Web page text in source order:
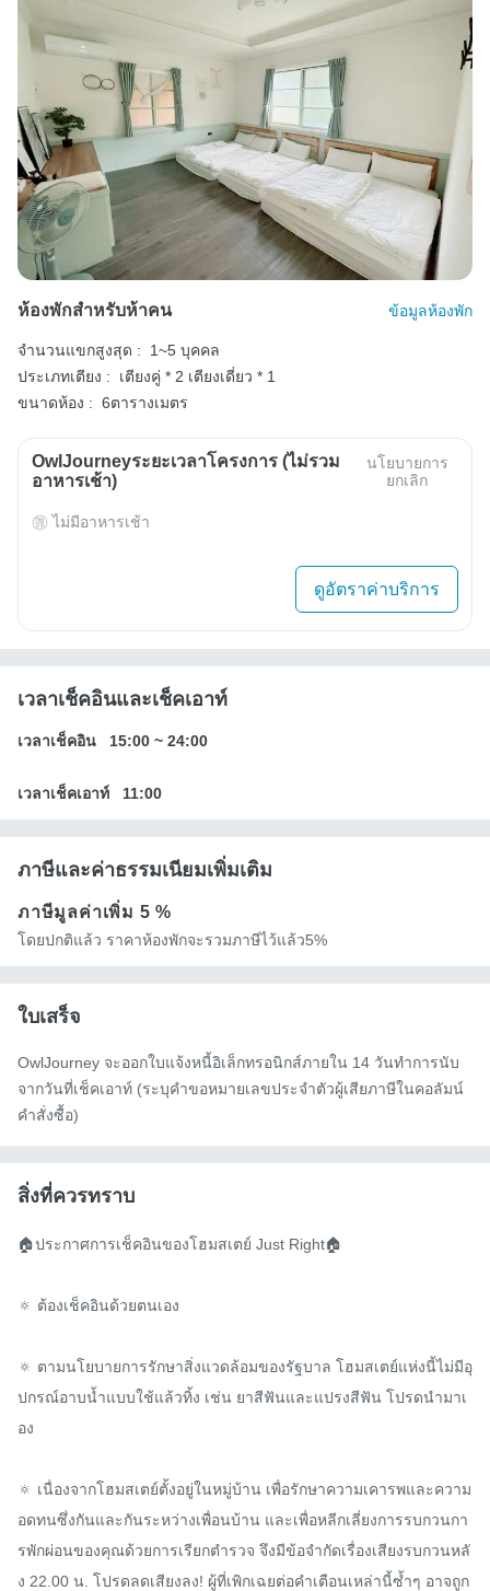
ห้องพักสำหรับห้าคน ข้อมูลห้องพัก
จำนวนแขกสูงสุด :
1~5 บุคคล
ประเภทเตียง :
เตียงคู่ * 2 เตียงเดี่ยว * 1
ขนาดห้อง : 6ตารางเมตร
OwlJourneyระยะเวลาโครงการ (ไม่รวม
อาหารเช้า)
นโยบายการ
ยกเลิก
ไม่มีอาหารเช้า
ดูอัตราค่าบริการ
เวลาเช็คอินและเช็คเอาท์
เวลาเช็คอิน 15:00 ~ 24:00
เวลาเช็คเอาท์ 11:00
ภาษีและค่าธรรมเนียมเพิ่มเติม
ภาษีมูลค่าเพิ่ม 5 %
โดยปกติแล้ว ราคาห้องพักจะรวมภาษีไว้แล้ว5%
ใบเสร็จ
OwlJourney จะออกใบแจ้งหนี้อิเล็กทรอนิกส์ภายใน 14 วันทำการนับ
จากวันที่เช็คเอาท์ (ระบุคำขอหมายเลขประจำตัวผู้เสียภาษีในคอลัมน์
คำสั่งซื้อ)
สิ่งที่ควรทราบ
🏠ประกาศการเช็คอินของโฮมสเตย์ Just Right🏠
🔅 ต้องเช็คอินด้วยตนเอง
🔅 ตามนโยบายการรักษาสิ่งแวดล้อมของรัฐบาล โฮมสเตย์แห่งนี้ไม่มีอุ
ปกรณ์อาบน้ำแบบใช้แล้วทิ้ง เช่น ยาสีฟันและแปรงสีฟัน โปรดนำมาเ
อง
🔅 เนื่องจากโฮมสเตย์ตั้งอยู่ในหมู่บ้าน เพื่อรักษาความเคารพและความ
อดทนซึ่งกันและกันระหว่างเพื่อนบ้าน และเพื่อหลีกเลี่ยงการรบกวนกา
รพักผ่อนของคุณด้วยการเรียกตำรวจ จึงมีข้อจำกัดเรื่องเสียงรบกวนหลั
ง 22.00 น. โปรดลดเสียงลง! ผู้ที่เพิกเฉยต่อคำเตือนเหล่านี้ซ้ำๆ อาจถูก